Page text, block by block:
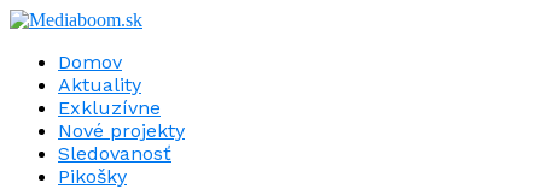
Domov
Aktuality
Exkluzívne
Nové projekty
Sledovanosť
Pikošky